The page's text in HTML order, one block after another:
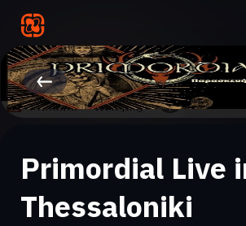
Primordial Live
Thessaloniki